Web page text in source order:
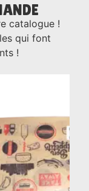
catalogue !
qui font
!